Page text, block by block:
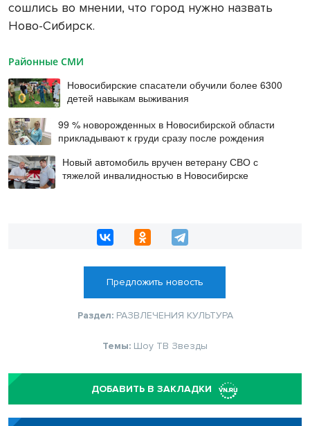
сошлись во мнении, что город нужно назвать
Ново-Сибирск.
Районные СМИ
Новосибирские спасатели обучили более 6300
детей навыкам выживания
99 % новорожденных в Новосибирской области
прикладывают к груди сразу после рождения
Новый автомобиль вручен ветерану СВО с
тяжелой инвалидностью в Новосибирске
Предложить новость
Раздел: РАЗВЛЕЧЕНИЯ КУЛЬТУРА
Темы: Шоу ТВ Звезды
ДОБАВИТЬ В ЗАКЛАДКИ